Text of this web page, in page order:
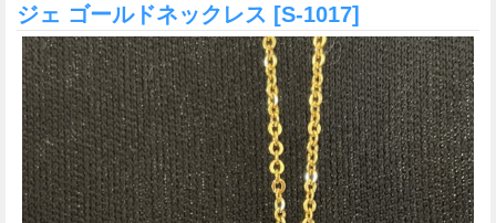
ジェ ゴールドネックレス [S-1017]